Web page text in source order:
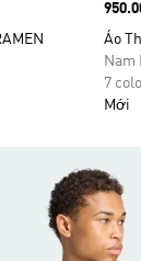
Price
Áo
Nam
7
Mới